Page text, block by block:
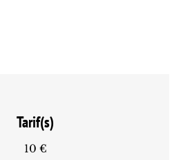
Tarif(s)
10 €